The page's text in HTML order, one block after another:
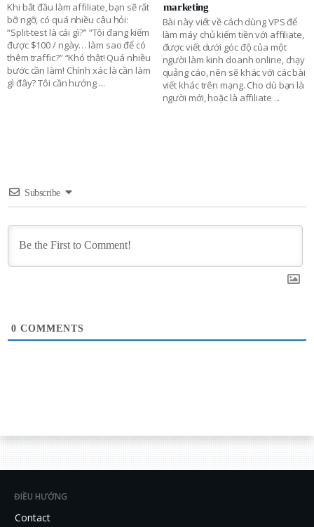
Khi bắt đầu làm affiliate, bạn sẽ rất
bỡ ngỡ, có quá nhiều câu hỏi:
“Split-test là cái gì?” “Tôi đang kiếm
được $100 / ngày… làm sao để có
thêm traffic?” “Khó thật! Quá nhiều
bước cần làm! Chính xác là cần làm
gì đây? Tôi cần hướng ...
marketing
Bài này viết về cách dùng VPS để
làm máy chủ kiếm tiền với affiliate,
được viết dưới góc độ của một
người làm kinh doanh online, chạy
quảng cáo, nên sẽ khác với các bài
viết khác trên mạng. Cho dù bạn là
người mới, hoặc là affiliate ...
Subscribe
0 COMMENTS
ĐIỀU HƯỚNG
Contact